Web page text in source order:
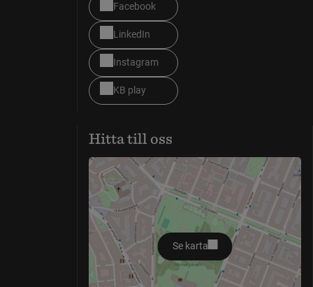
Facebook
LinkedIn
Instagram
KB play
Hitta till oss
Se karta
öppnas i nytt fönster